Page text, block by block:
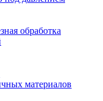
обработка
материалов